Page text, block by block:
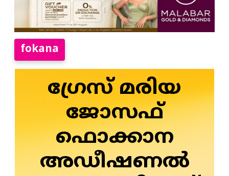
fokana
ഗ്രേസ് മരിയ
ജോസഫ്
ഫൊക്കാന
അഡീഷണൽ